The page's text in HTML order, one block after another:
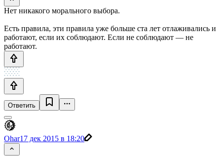
Нет никакого морального выбора.
Есть правила, эти правила уже больше ста лет отлаживались и
работают, если их соблюдают. Если не соблюдают — не
работают.
Ответить
Ohar17 дек 2015 в 18:20